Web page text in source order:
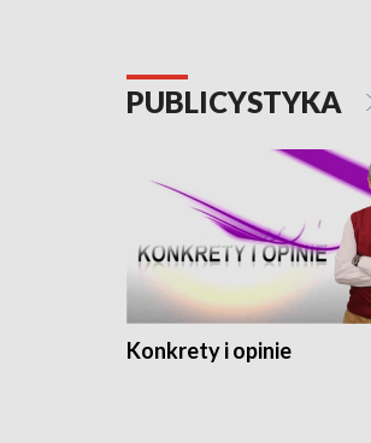
PUBLICYSTYKA
Konkrety i opinie